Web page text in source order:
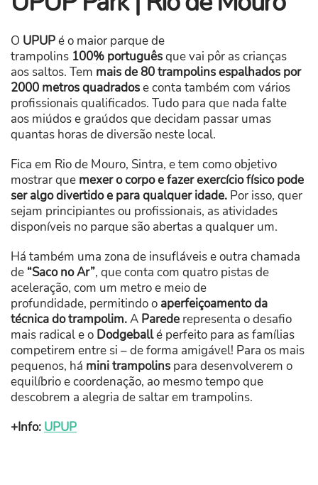
O UPUPé o maior parque de
trampolins 100% portuguêsque vai pôr as crianças
aos saltos. Tem mais de 80 trampolins espalhados por
2000 metros quadradose conta também com vários
profissionais qualificados. Tudo para que nada falte
aos miúdos e graúdos que decidam passar umas
quantas horas de diversão neste local.
Fica em Rio de Mouro, Sintra, e tem como objetivo
mostrar que mexer o corpo e fazer exercício físico pode
ser algo divertido e para qualquer idade. Por isso, quer
sejam principiantes ou profissionais, as atividades
disponíveis no parque são abertas a qualquer um.
Há também uma zona de insufláveis e outra chamada
de “Saco no Ar”, que conta com quatro pistas de
aceleração, com um metro e meio de
profundidade, permitindo o aperfeiçoamento da
técnica do trampolim.A Parede representa o desafio
mais radical e o Dodgeballé perfeito para as famílias
competirem entre si – de forma amigável! Para os mais
pequenos, há mini trampolins para desenvolverem o
equilíbrio e coordenação, ao mesmo tempo que
descobrem a alegria de saltar em trampolins.
+Info: UPUP